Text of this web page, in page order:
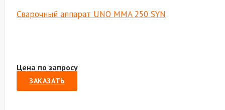
Сварочный аппарат UNO MMA 250 SYN
Цена по запросу
ЗАКАЗАТЬ